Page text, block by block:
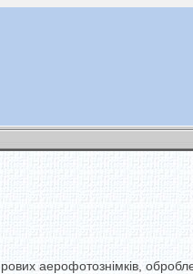
аерофотознімків,